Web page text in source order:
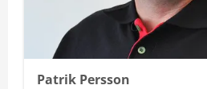
Patrik Persson